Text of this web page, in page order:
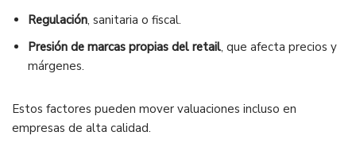
Regulación, sanitaria o fiscal.
Presión de marcas propias del retail, que afecta precios y
márgenes.
Estos factores pueden mover valuaciones incluso en
empresas de alta calidad.